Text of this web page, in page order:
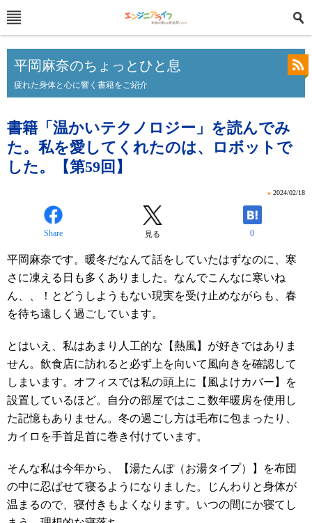
平岡麻奈のちょっとひと息
疲れた身体と心に響く書籍をご紹介
書籍「温かいテクノロジー」を読んでみ
た。私を愛してくれたのは、ロボットで
した。【第59回】
» 2024/02/18
Share 見る 0
平岡麻奈です。暖冬だなんて話をしていたはずなのに、寒
さに凍える日も多くありました。なんでこんなに寒いね
ん、、！とどうしようもない現実を受け止めながらも、春
を待ち遠しく過ごしています。
とはいえ、私はあまり人工的な【熱風】が好きではありま
せん。飲食店に訪れると必ず上を向いて風向きを確認して
しまいます。オフィスでは私の頭上に【風よけカバー】を
設置しているほど。自分の部屋ではここ数年暖房を使用し
た記憶もありません。冬の過ごし方は毛布に包まったり、
カイロを手首足首に巻き付けています。
そんな私は今年から、【湯たんぽ（お湯タイプ）】を布団
の中に忍ばせて寝るようになりました。じんわりと身体が
温まるので、寝付きもよくなります。いつの間にか寝てし